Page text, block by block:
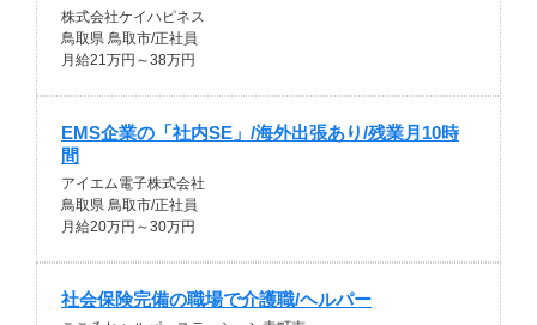
株式会社ケイハピネス
鳥取県 鳥取市/正社員
月給21万円～38万円
EMS企業の「社内SE」/海外出張あり/残業月10時
間
アイエム電子株式会社
鳥取県 鳥取市/正社員
月給20万円～30万円
社会保険完備の職場で介護職/ヘルパー